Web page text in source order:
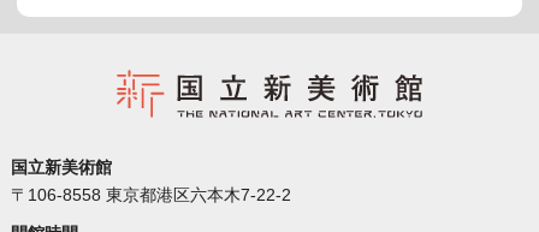
国立新美術館
〒106-8558 東京都港区六本木7-22-2